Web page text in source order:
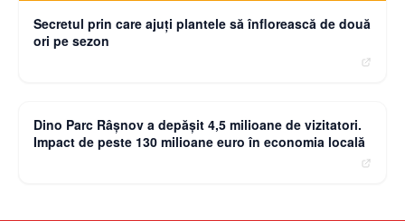
Secretul prin care ajuți plantele să înflorească de două
ori pe sezon
Dino Parc Râșnov a depășit 4,5 milioane de vizitatori.
Impact de peste 130 milioane euro în economia locală